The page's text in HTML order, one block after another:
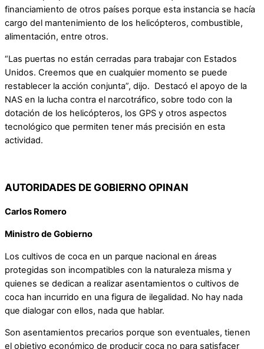
financiamiento de otros países porque esta instancia se hacía
cargo del mantenimiento de los helicópteros, combustible,
alimentación, entre otros.
“Las puertas no están cerradas para trabajar con Estados
Unidos. Creemos que en cualquier momento se puede
restablecer la acción conjunta”, dijo. Destacó el apoyo de la
NAS en la lucha contra el narcotráfico, sobre todo con la
dotación de los helicópteros, los GPS y otros aspectos
tecnológico que permiten tener más precisión en esta
actividad.
AUTORIDADES DE GOBIERNO OPINAN
Carlos Romero
Ministro de Gobierno
Los cultivos de coca en un parque nacional en áreas
protegidas son incompatibles con la naturaleza misma y
quienes se dedican a realizar asentamientos o cultivos de
coca han incurrido en una figura de ilegalidad. No hay nada
que dialogar con ellos, nada que hablar.
Son asentamientos precarios porque son eventuales, tienen
el objetivo económico de producir coca no para satisfacer